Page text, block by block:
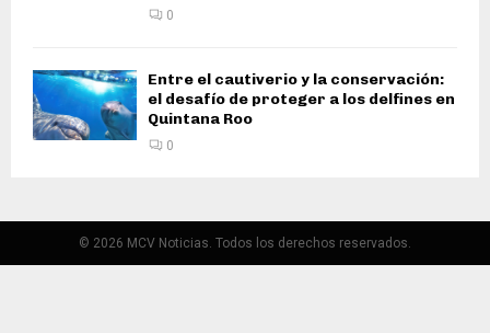
0
Entre el cautiverio y la conservación:
el desafío de proteger a los delfines en
Quintana Roo
0
© 2026 MCV Noticias. Todos los derechos reservados.